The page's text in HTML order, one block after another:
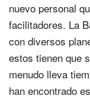
nuevo personal
facilitadores. La
con diversos
estos tienen que
menudo lleva
han encontrado